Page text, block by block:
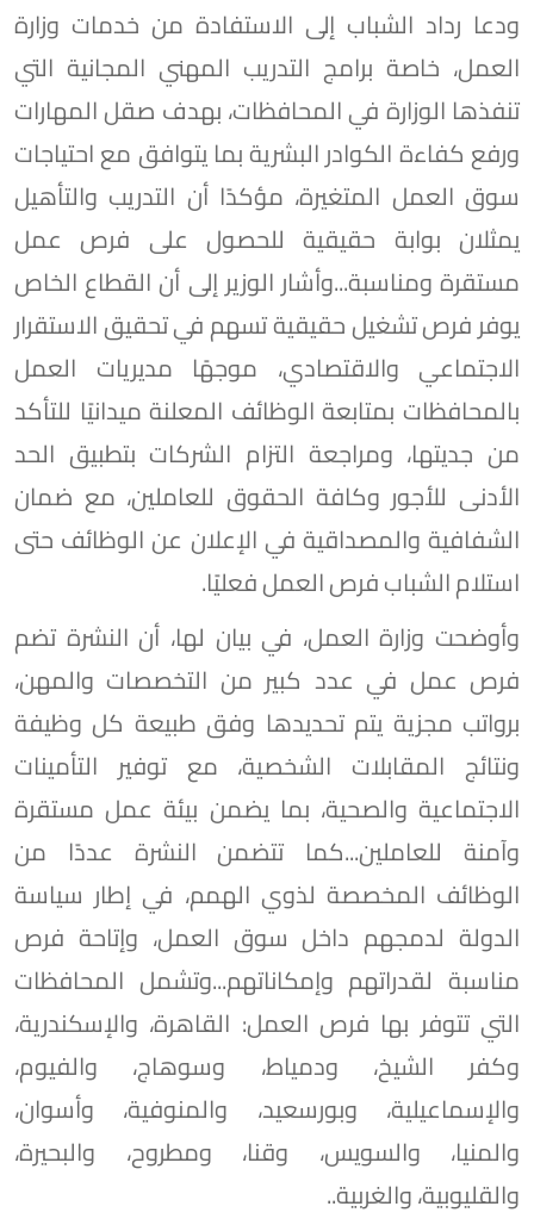
ودعا رداد الشباب إلى الاستفادة من خدمات وزارة
العمل، خاصة برامج التدريب المهني المجانية التي
تنفذها الوزارة في المحافظات، بهدف صقل المهارات
ورفع كفاءة الكوادر البشرية بما يتوافق مع احتياجات
سوق العمل المتغيرة، مؤكدًا أن التدريب والتأهيل
يمثلان بوابة حقيقية للحصول على فرص عمل
مستقرة ومناسبة...وأشار الوزير إلى أن القطاع الخاص
يوفر فرص تشغيل حقيقية تسهم في تحقيق الاستقرار
الاجتماعي والاقتصادي، موجهًا مديريات العمل
بالمحافظات بمتابعة الوظائف المعلنة ميدانيًا للتأكد
من جديتها، ومراجعة التزام الشركات بتطبيق الحد
الأدنى للأجور وكافة الحقوق للعاملين، مع ضمان
الشفافية والمصداقية في الإعلان عن الوظائف حتى
استلام الشباب فرص العمل فعليًا.
وأوضحت وزارة العمل، في بيان لها، أن النشرة تضم
فرص عمل في عدد كبير من التخصصات والمهن،
برواتب مجزية يتم تحديدها وفق طبيعة كل وظيفة
ونتائج المقابلات الشخصية، مع توفير التأمينات
الاجتماعية والصحية، بما يضمن بيئة عمل مستقرة
وآمنة للعاملين...كما تتضمن النشرة عددًا من
الوظائف المخصصة لذوي الهمم، في إطار سياسة
الدولة لدمجهم داخل سوق العمل، وإتاحة فرص
مناسبة لقدراتهم وإمكاناتهم...وتشمل المحافظات
التي تتوفر بها فرص العمل: القاهرة، والإسكندرية،
وكفر الشيخ، ودمياط، وسوهاج، والفيوم،
والإسماعيلية، وبورسعيد، والمنوفية، وأسوان،
والمنيا، والسويس، وقنا، ومطروح، والبحيرة،
والقليوبية، والغربية..